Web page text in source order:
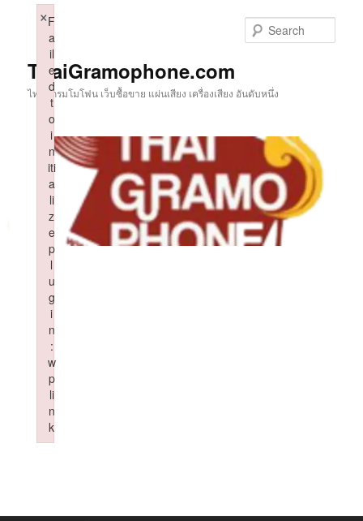
ThaiGramophone.com
ไทยแกรมโมโฟน เว็บซื้อขาย แผ่นเสียง เครื่องเสียง อันดับหนึ่ง
F
a
il
e
d
t
o
i
n
iti
a
li
z
e
p
l
u
g
i
n
:
w
p
li
n
k
×
Failed to initialize plugin: wplink